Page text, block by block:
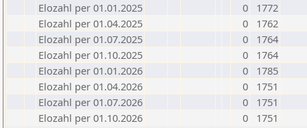
Elozahl per 01.01.2025
0
1772
Elozahl per 01.04.2025
0
1762
Elozahl per 01.07.2025
0
1764
Elozahl per 01.10.2025
0
1764
Elozahl per 01.01.2026
0
1785
Elozahl per 01.04.2026
0
1751
Elozahl per 01.07.2026
0
1751
Elozahl per 01.10.2026
0 1751